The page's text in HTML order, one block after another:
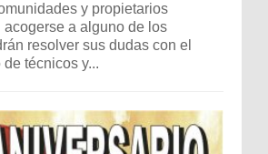
y propietarios
acogerse a alguno de los
resolver sus dudas con el
técnicos y...